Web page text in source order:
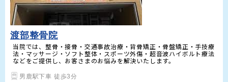
渡部整骨院
当院では、整骨・接骨・交通事故治療・背骨矯正・骨盤矯正・手技療
法・マッサージ・ソフト整体・スポーツ外傷・超音波ハイボルト療法
などをご提供し、お客さまのお悩みを解決いたします。
男鹿駅下車 徒歩3分